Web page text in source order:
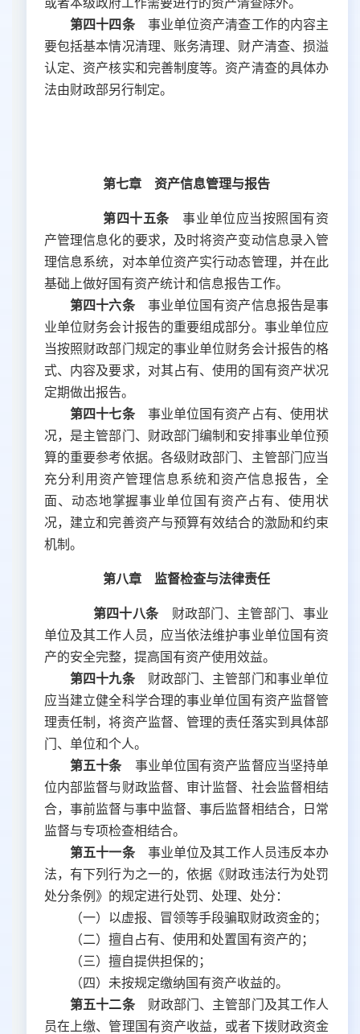
或者本级政府工作需要进行的资产清查除外。
第四十四条事业单位资产清查工作的内容主
要包括基本情况清理、账务清理、财产清查、损溢
认定、资产核实和完善制度等。资产清查的具体办
法由财政部另行制定。
第七章 资产信息管理与报告
第四十五条事业单位应当按照国有资
产管理信息化的要求，及时将资产变动信息录入管
理信息系统，对本单位资产实行动态管理，并在此
基础上做好国有资产统计和信息报告工作。
第四十六条事业单位国有资产信息报告是事
业单位财务会计报告的重要组成部分。事业单位应
当按照财政部门规定的事业单位财务会计报告的格
式、内容及要求，对其占有、使用的国有资产状况
定期做出报告。
第四十七条事业单位国有资产占有、使用状
况，是主管部门、财政部门编制和安排事业单位预
算的重要参考依据。各级财政部门、主管部门应当
充分利用资产管理信息系统和资产信息报告，全
面、动态地掌握事业单位国有资产占有、使用状
况，建立和完善资产与预算有效结合的激励和约束
机制。
第八章 监督检查与法律责任
第四十八条财政部门、主管部门、事业
单位及其工作人员，应当依法维护事业单位国有资
产的安全完整，提高国有资产使用效益。
第四十九条财政部门、主管部门和事业单位
应当建立健全科学合理的事业单位国有资产监督管
理责任制，将资产监督、管理的责任落实到具体部
门、单位和个人。
第五十条事业单位国有资产监督应当坚持单
位内部监督与财政监督、审计监督、社会监督相结
合，事前监督与事中监督、事后监督相结合，日常
监督与专项检查相结合。
第五十一条事业单位及其工作人员违反本办
法，有下列行为之一的，依据《财政违法行为处罚
处分条例》的规定进行处罚、处理、处分：
（一）以虚报、冒领等手段骗取财政资金的；
（二）擅自占有、使用和处置国有资产的；
（三）擅自提供担保的；
（四）未按规定缴纳国有资产收益的。
第五十二条财政部门、主管部门及其工作人
员在上缴、管理国有资产收益，或者下拨财政资金